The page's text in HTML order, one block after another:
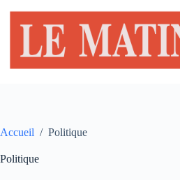
contenu
Accueil / Politique
Politique